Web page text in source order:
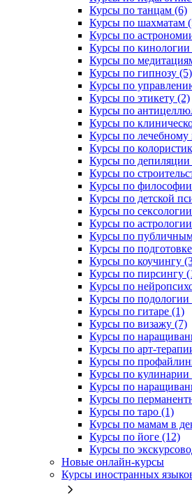
Курсы по танцам (6)
Курсы по шахматам
Курсы по
Курсы по кинологии
Курсы по
Курсы по гипнозу (5)
Курсы по
Курсы по этикету (2)
Курсы по
Курсы по
Курсы по лечебному
Курсы по
Курсы по депиляции
Курсы по
Курсы по
Курсы по детской
Курсы по
Курсы по
Курсы по
Курсы по
Курсы по коучингу
Курсы по пирсингу
Курсы по
Курсы по подологии
Курсы по гитаре (1)
Курсы по визажу (7)
Курсы по
Курсы по арт-
Курсы по
Курсы по кулинарии
Курсы по
Курсы по
Курсы по таро (1)
Курсы по мамам в
Курсы по йоге (12)
Курсы по
Новые онлайн‑курсы
Курсы иностранных